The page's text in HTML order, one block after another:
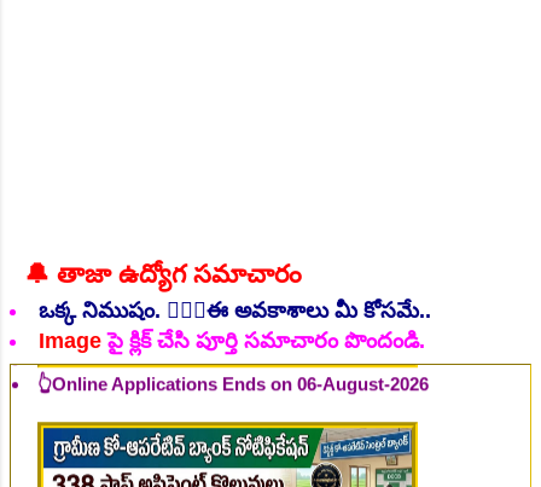
🔔 తాజా ఉద్యోగ సమాచారం
ఒక్క నిముషం. 💁🏻‍♂️ఈ అవకాశాలు మీ కోసమే..
Imageపై క్లిక్ చేసి పూర్తి సమాచారం పొందండి.
👆Online Applications Ends on 06-August-2026